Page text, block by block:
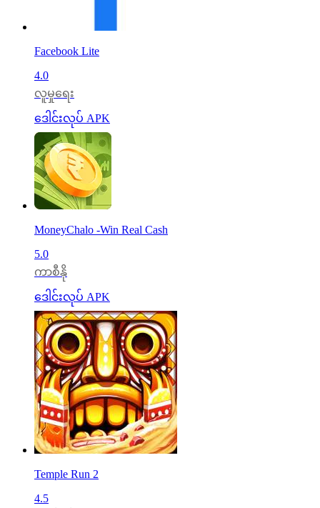
Facebook Lite
4.0
လူမှုရေး
ဒေါင်းလုပ် APK
MoneyChalo -Win Real Cash
5.0
ကာစီနို
ဒေါင်းလုပ် APK
Temple Run 2
4.5